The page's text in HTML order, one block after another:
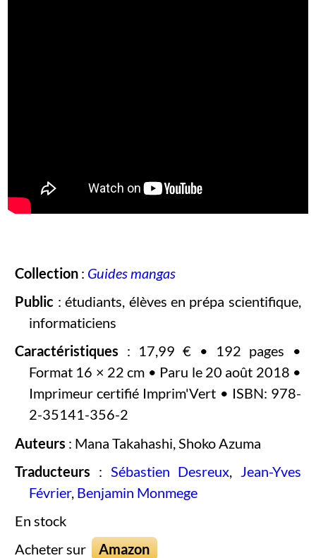
Collection : Guides mangas
Public : étudiants, élèves en prépa scientifique,
informaticiens
Caractéristiques : 17,99 € • 192 pages •
Format 16 × 22 cm • Paru le 20 août 2018 •
Imprimeur certifié Imprim'Vert • ISBN: 978-
2-35141-356-2
Auteurs : Mana Takahashi, Shoko Azuma
Traducteurs : Sébastien Desreux
Jean-Yves
Février, Benjamin Monmege
En stock
Acheter sur Amazon